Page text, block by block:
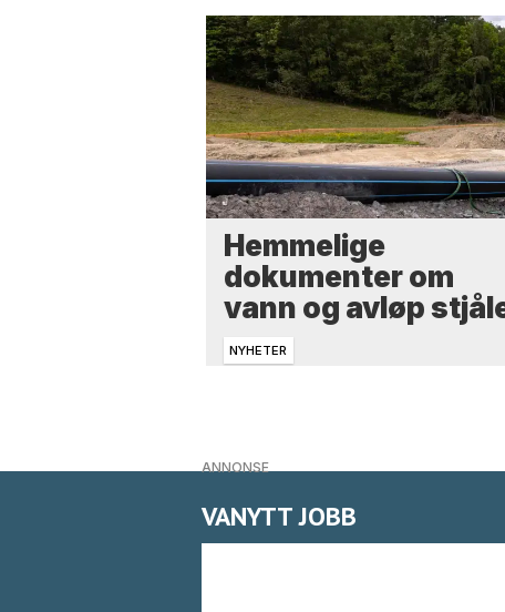
Hemmelige
dokumenter om
vann og avløp
NYHETER
ANNONSE
VANYTT JOBB